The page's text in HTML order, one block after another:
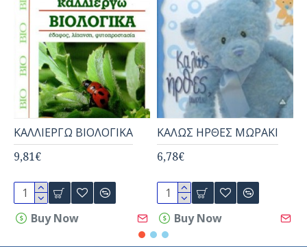
ΚΑΛΛΙΕΡΓΩ ΒΙΟΛΟΓΙΚΑ
9,81€
Buy Now
ΚΑΛΩΣ ΗΡΘΕΣ ΜΩΡΑΚΙ
6,78€
Buy Now